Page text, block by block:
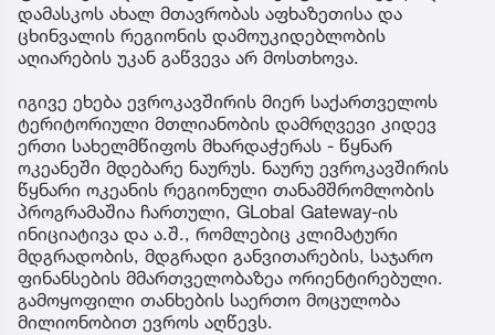
დამასკოს ახალ მთავრობას აფხაზეთისა და
ცხინვალის რეგიონის დამოუკიდებლობის
აღიარების უკან გაწვევა არ მოსთხოვა.
იგივე ეხება ევროკავშირის მიერ საქართველოს
ტერიტორიული მთლიანობის დამრღვევი კიდევ
ერთი სახელმწიფოს მხარდაჭერას - წყნარ
ოკეანეში მდებარე ნაურუს. ნაურუ ევროკავშირის
წყნარი ოკეანის რეგიონული თანამშრომლობის
პროგრამაშია ჩართული, GLobal Gateway-ის
ინიციატივა და ა.შ., რომლებიც კლიმატური
მდგრადობის, მდგრადი განვითარების, საჯარო
ფინანსების მმართველობაზეა ორიენტირებული.
გამოყოფილი თანხების საერთო მოცულობა
მილიონობით ევროს აღწევს.